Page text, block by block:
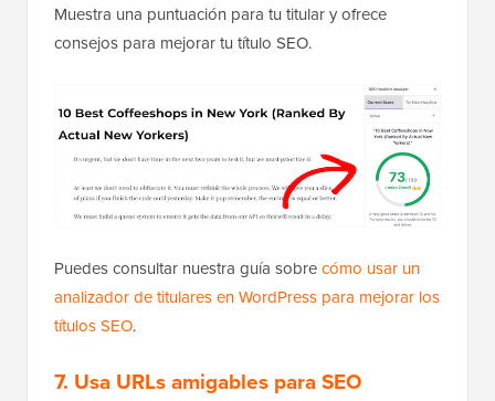
Muestra una puntuación para tu titular y ofrece
consejos para mejorar tu título SEO.
Puedes consultar nuestra guía sobrecómo usar un
analizador de titulares en WordPress para mejorar los
títulos SEO.
7. Usa URLs amigables para SEO